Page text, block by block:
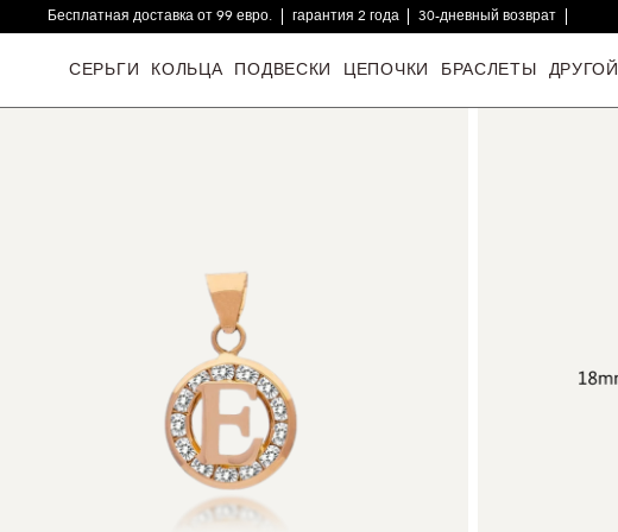
Бесплатная доставка от 99 евро. гарантия 2 года
30-дневный возврат
СЕРЬГИ КОЛЬЦА ПОДВЕСКИ ЦЕПОЧКИ БРАСЛЕТЫ ДРУГОЙ